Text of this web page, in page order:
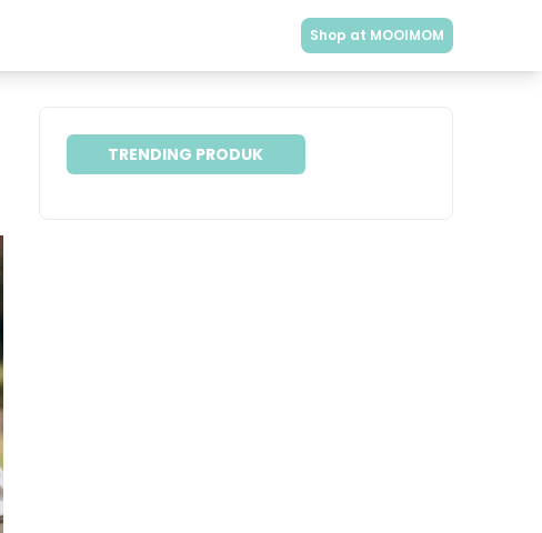
Shop at MOOIMOM
TRENDING PRODUK